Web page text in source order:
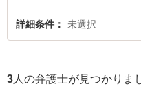
豊富な近くの弁護士を検索したい
できる島根県内の弁護士に相談予
詳細条件 未選択
3 人の弁護士が見つかりま